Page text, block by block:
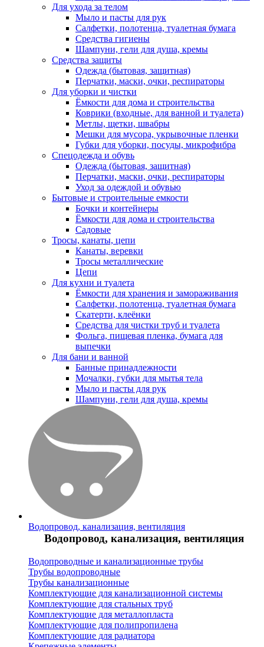
Для ухода за телом
Мыло и пасты для рук
Салфетки, полотенца, туалетная бумага
Средства гигиены
Шампуни, гели для душа, кремы
Средства защиты
Одежда (бытовая, защитная)
Перчатки, маски, очки, респираторы
Для уборки и чистки
Ёмкости для дома и строительства
Коврики (входные, для ванной и туалета)
Метлы, щетки, швабры
Мешки для мусора, укрывочные пленки
Губки для уборки, посуды, микрофибра
Спецодежда и обувь
Одежда (бытовая, защитная)
Перчатки, маски, очки, респираторы
Уход за одеждой и обувью
Бытовые и строительные емкости
Бочки и контейнеры
Ёмкости для дома и строительства
Садовые
Тросы, канаты, цепи
Канаты, веревки
Тросы металлические
Цепи
Для кухни и туалета
Ёмкости для хранения и замораживания
Салфетки, полотенца, туалетная бумага
Скатерти, клеёнки
Средства для чистки труб и туалета
Фольга, пищевая пленка, бумага для
выпечки
Для бани и ванной
Банные принадлежности
Мочалки, губки для мытья тела
Мыло и пасты для рук
Шампуни, гели для душа, кремы
Водопровод, канализация, вентиляция
Водопровод, канализация, вентиляция
Водопроводные и канализационные трубы
Трубы водопроводные
Трубы канализационные
Комплектующие для канализационной системы
Комплектующие для стальных труб
Комплектующие для металлопласта
Комплектующие для полипропилена
Комплектующие для радиатора